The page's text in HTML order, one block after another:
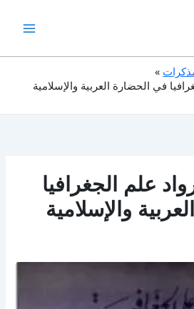
في الحضارة العربية والإسلامية
علم الجغرافيا
والإسلامية